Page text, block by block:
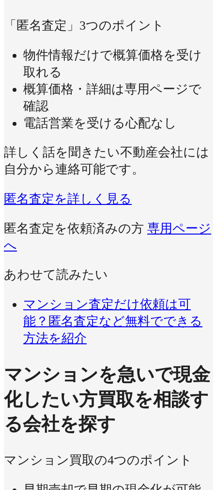
「匿名査定」3つのポイント
物件情報だけで概算価格を受け
取れる
概算価格・詳細は専用ページで
確認
電話営業を受ける心配なし
詳しく話を聞きたい不動産会社には
自分から連絡可能です。
匿名査定を詳しく見る
匿名査定を依頼済みの方 専用ページ
へ
あわせて読みたい
マンション査定だけ依頼は可
能？匿名査定など無料でできる
方法を紹介
マンションを急いで現金
化したい方買取を相談す
る会社を探す
マンション買取の4つのポイント